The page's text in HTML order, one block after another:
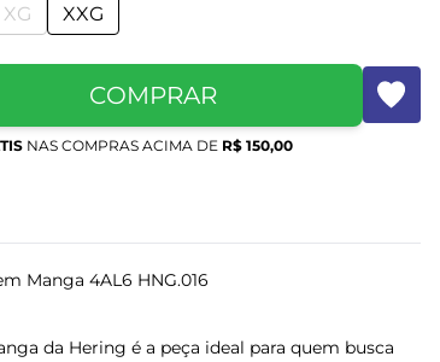
XG XXG
COMPRAR
NAS COMPRAS ACIMA DE R$ 150,00
Manga 4AL6 HNG.016
da Hering é a peça ideal para quem busca